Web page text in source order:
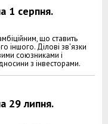
1 серпня.
що ставить
іншого. Ділові зв'язки
союзниками і
з інвесторами.
29 липня.